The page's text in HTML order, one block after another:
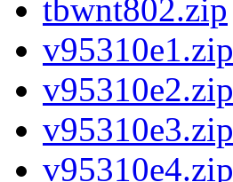
tbwnt802.zip
v95310e1.zip
v95310e2.zip
v95310e3.zip
v95310e4.zip